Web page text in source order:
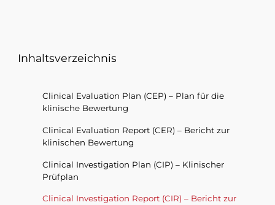
Inhaltsverzeichnis
Clinical Evaluation Plan (CEP) – Plan für die
klinische Bewertung
Clinical Evaluation Report (CER) – Bericht zur
klinischen Bewertung
Clinical Investigation Plan (CIP) – Klinischer
Prüfplan
Clinical Investigation Report (CIR) – Bericht zur